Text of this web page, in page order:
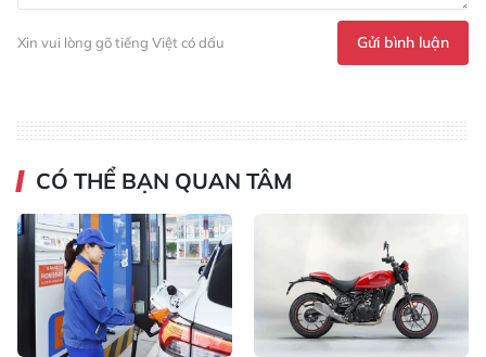
Xin vui lòng gõ tiếng Việt có dấu Gửi bình luận
CÓ THỂ BẠN QUAN TÂM